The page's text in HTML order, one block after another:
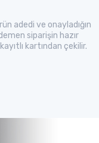
adedi ve onayladığın
siparişin hazır
kartından çekilir.